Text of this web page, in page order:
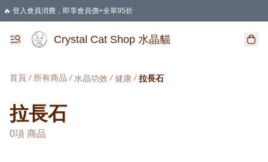
🔥 登入會員消費，即享會員價+全單95折
🛍️ 購物滿HKD 400 即享免運費優惠
Crystal Cat Shop 水晶貓
首頁 / 所有商品 / 水晶功效 / 健康 / 拉長石
拉長石
0項 商品